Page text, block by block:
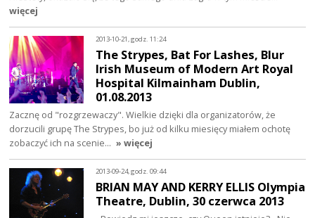
więcej
2013-10-21, godz. 11:24
The Strypes, Bat For Lashes, Blur
Irish Museum of Modern Art Royal
Hospital Kilmainham Dublin,
01.08.2013
Zacznę od "rozgrzewaczy". Wielkie dzięki dla organizatorów, że
dorzucili grupę The Strypes, bo już od kilku miesięcy miałem ochotę
zobaczyć ich na scenie… » więcej
2013-09-24, godz. 09:44
BRIAN MAY AND KERRY ELLIS Olympia
Theatre, Dublin, 30 czerwca 2013